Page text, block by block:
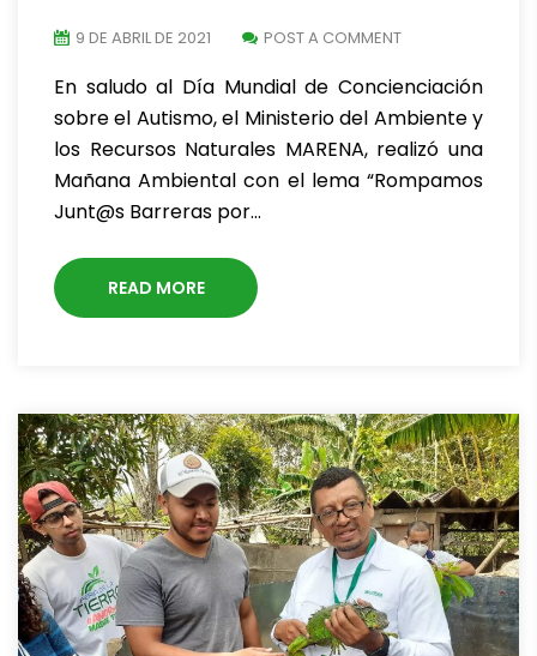
9 DE ABRIL DE 2021 POST A COMMENT
En saludo al Día Mundial de Concienciación
sobre el Autismo, el Ministerio del Ambiente y
los Recursos Naturales MARENA, realizó una
Mañana Ambiental con el lema “Rompamos
Junt@s Barreras por…
READ MORE